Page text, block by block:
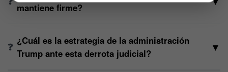
mantiene firme?
¿Cuál es la estrategia de la administración
Trump ante esta derrota judicial?
▼